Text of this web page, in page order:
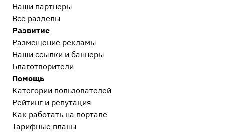
Наши партнеры
Все разделы
Развитие
Размещение рекламы
Наши ссылки и баннеры
Благотворители
Помощь
Категории пользователей
Рейтинг и репутация
Как работать на портале
Тарифные планы